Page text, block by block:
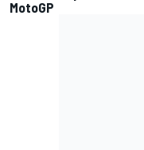
MotoGP